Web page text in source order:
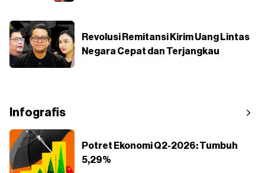
Revolusi Remitansi Kirim Uang Lintas
Negara Cepat dan Terjangkau
Infografis
Potret Ekonomi Q2-2026: Tumbuh
5,29%